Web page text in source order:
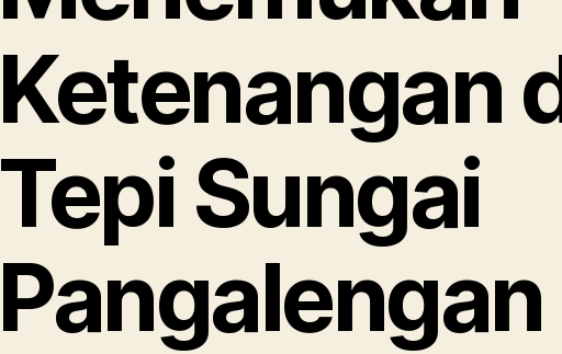
Ketenangan
Tepi Sungai
Pangalengan